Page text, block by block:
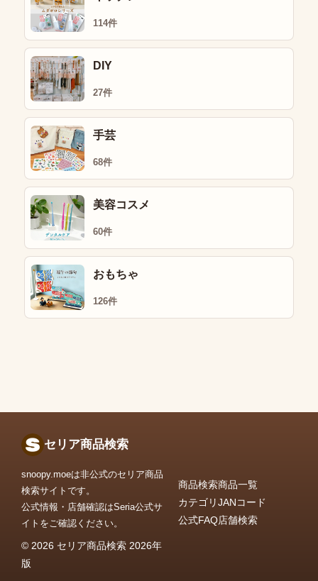
114件
DIY
27件
手芸
68件
美容コスメ
60件
おもちゃ
126件
セリア商品検索
snoopy.moeは非公式のセリア商品
検索サイトです。
公式情報・店舗確認はSeria公式サ
イトをご確認ください。
© 2026 セリア商品検索 2026年
版
商品検索商品一覧
カテゴリJANコード
公式FAQ店舗検索